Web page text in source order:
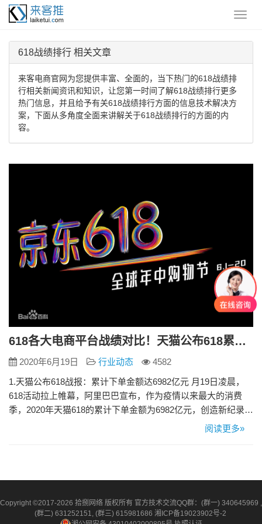
618战绩排行 相关文章
来客电商官网为您提供丰富、全面的，当下热门的618战绩排
行相关新闻资讯和知识，让您第一时间了解618战绩排行更多
热门信息，并且给予有关618战绩排行方面的信息技术解决方
案，下面从多角度全面来讲解关于618战绩排行的方面的内
容。
618各大电商平台战绩对比！天猫公布618累计下单金额达6982亿元
2020年6月19日 行业动态
4582
1.天猫公布618战报：累计下单金额达6982亿元 月19日凌晨，
618活动拉上帷幕，阿里巴巴宣布，作为疫情以来最大的消费
季，2020年天猫618的累计下单金额为6982亿元，创造新纪录，
展现了中国经济强劲内需动能！ 2.京东618战报再创新高，累计
阅读更多»
Copyright ©2017-2026 拾捌网络 版权所有 官方技术交流QQ群：(群一) 340645969 ,
(群二) 631252151, (群三) 615981686 湘ICP备19023902号-2